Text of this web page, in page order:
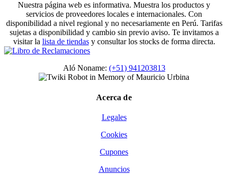
Nuestra página web es informativa. Muestra los productos y
servicios de proveedores locales e internacionales. Con
disponibilidad a nivel regional y no necesariamente en Perú. Tarifas
sujetas a disponibilidad y cambio sin previo aviso. Te invitamos a
visitar la lista de tiendasy consultar los stocks de forma directa.
Aló Noname: (+51) 941203813
Acerca de
Legales
Cookies
Cupones
Anuncios